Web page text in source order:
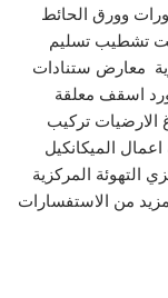
وورق الحائط
تشطيب تسليم
معارض ستنادات
اسقف معلقة
تركيب
الميكانكيل
التهوئة المركزية
من الاستفسارات